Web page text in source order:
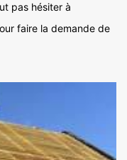
pas hésiter à
faire la demande de